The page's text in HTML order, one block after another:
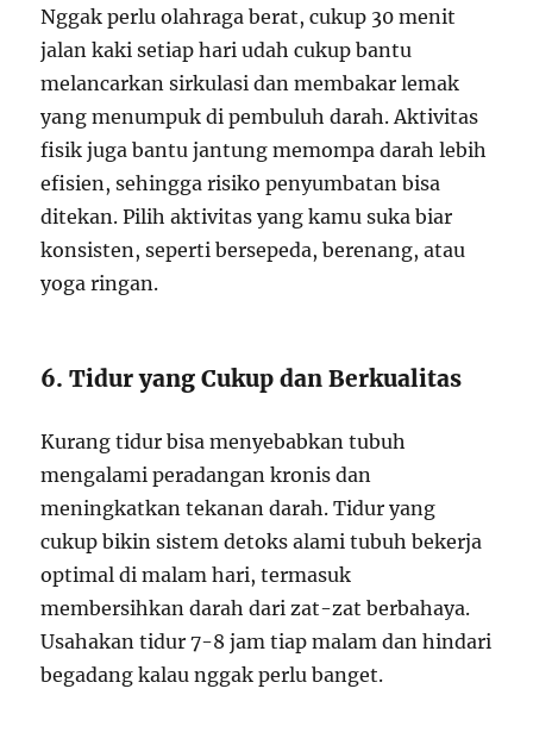
Nggak perlu olahraga berat, cukup 30 menit
jalan kaki setiap hari udah cukup bantu
melancarkan sirkulasi dan membakar lemak
yang menumpuk di pembuluh darah. Aktivitas
fisik juga bantu jantung memompa darah lebih
efisien, sehingga risiko penyumbatan bisa
ditekan. Pilih aktivitas yang kamu suka biar
konsisten, seperti bersepeda, berenang, atau
yoga ringan.
6. Tidur yang Cukup dan Berkualitas
Kurang tidur bisa menyebabkan tubuh
mengalami peradangan kronis dan
meningkatkan tekanan darah. Tidur yang
cukup bikin sistem detoks alami tubuh bekerja
optimal di malam hari, termasuk
membersihkan darah dari zat-zat berbahaya.
Usahakan tidur 7-8 jam tiap malam dan hindari
begadang kalau nggak perlu banget.